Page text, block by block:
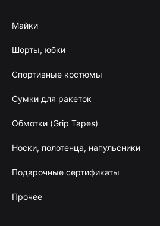
Майки
Шорты, юбки
Спортивные костюмы
Сумки для ракеток
Обмотки (Grip Tapes)
Носки, полотенца, напульсники
Подарочные сертификаты
Прочее